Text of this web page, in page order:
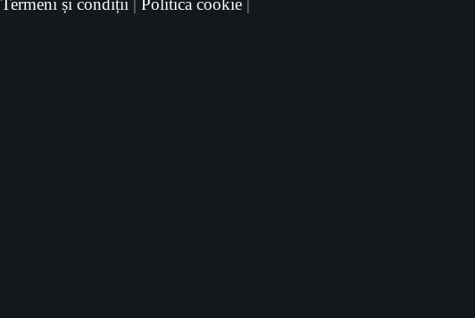
Termeni și condiții | Politica cookie |